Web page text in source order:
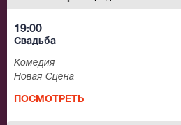
19:00
Свадьба
Комедия
Новая Сцена
ПОСМОТРЕТЬ